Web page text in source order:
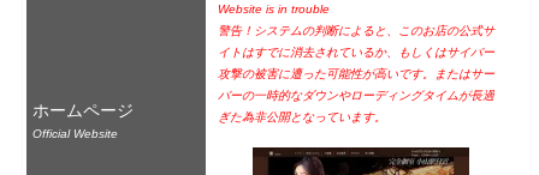
ホームページ
Official Website
Website is in trouble
警告！システムの判断によると、このお店の公式サ
イトはすでに消去されているか、もしくはサイバー
攻撃の被害に遭った可能性が高いです。またはサー
バーの一時的なダウンやローディングタイムが長過
ぎた為非公開となっています。